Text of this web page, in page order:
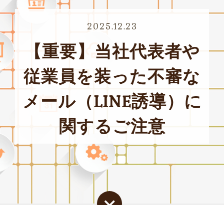
2025.12.23
【重要】当社代表者や
従業員を装った不審な
メール（LINE誘導）に
関するご注意